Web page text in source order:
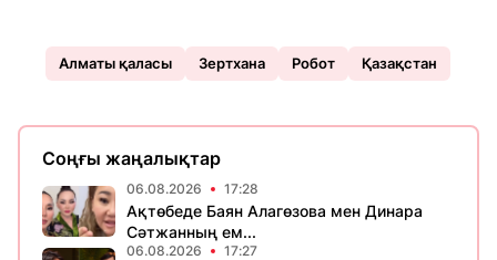
Алматы қаласы Зертхана Робот Қазақстан
Соңғы жаңалықтар
06.08.2026 17:28
Ақтөбеде Баян Алагөзова мен Динара
Сәтжанның ем...
06.08.2026 17:27